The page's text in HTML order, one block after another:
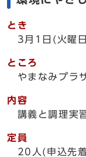
とき
3月1日(火曜
ところ
やまなみプラ
内容
講義と調理実
定員
20人(申込先